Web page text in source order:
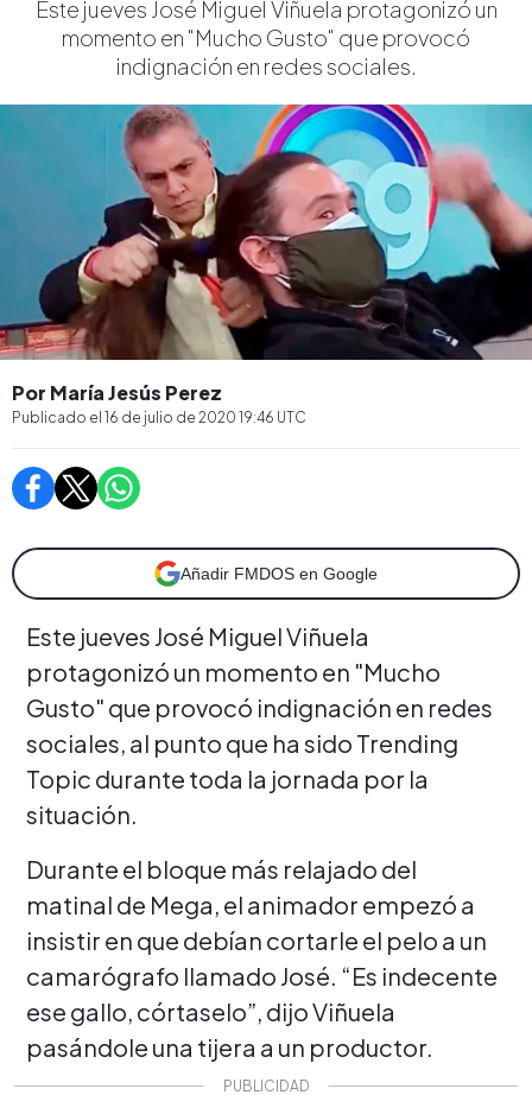
Este jueves José Miguel Viñuela protagonizó un
momento en "Mucho Gusto" que provocó
indignación en redes sociales.
Por María Jesús Perez
Publicado el 16 de julio de 2020 19:46 UTC
Añadir FMDOS en Google
Este jueves José Miguel Viñuela
protagonizó un momento en "Mucho
Gusto" que provocó indignación en redes
sociales, al punto que ha sido Trending
Topic durante toda la jornada por la
situación.
Durante el bloque más relajado del
matinal de Mega, el animador empezó a
insistir en que debían cortarle el pelo a un
camarógrafo llamado José. “Es indecente
ese gallo, córtaselo”, dijo Viñuela
pasándole una tijera a un productor.